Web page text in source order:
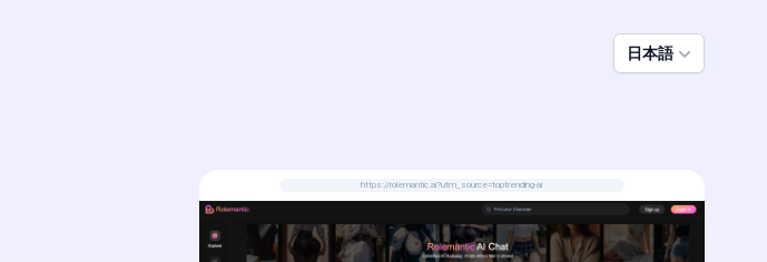
日本語
https://rolemantic.ai?utm_source=toptrending-ai